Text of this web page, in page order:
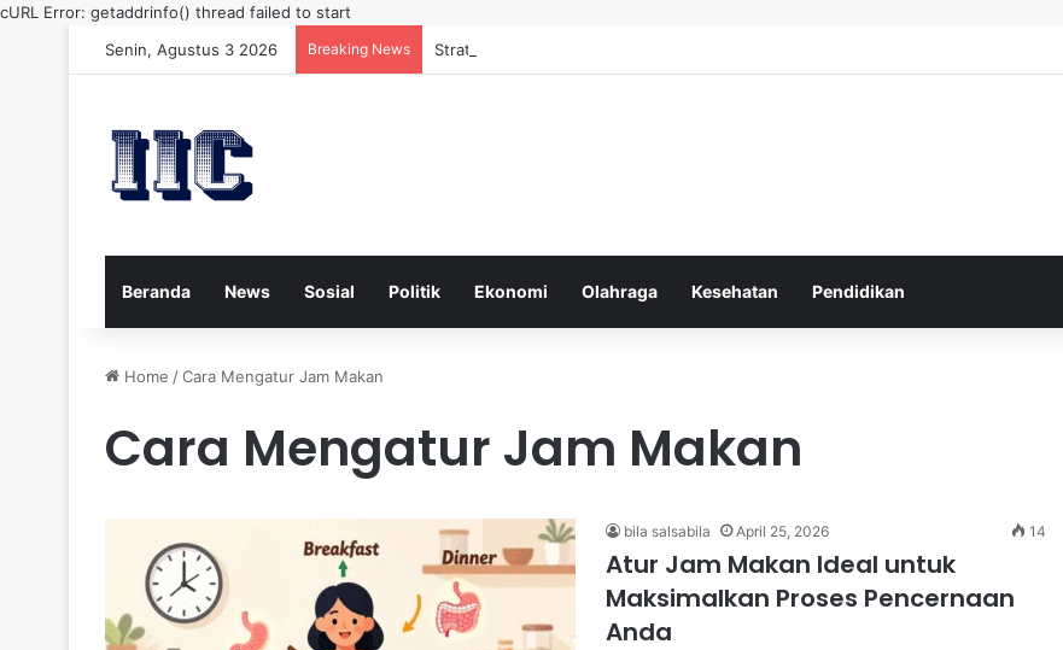
cURL Error: getaddrinfo() thread failed to start
Senin, Agustus 3 2026
Breaking News Strategi Kesehatan Harian untuk Meningkatkan Daya Tahan Tubuh dalam Beraktivitas
Beranda News Sosial Politik Ekonomi Olahraga Kesehatan Pendidikan
Home /Cara Mengatur Jam Makan
Cara Mengatur Jam Makan
bila salsabila April 25, 2026 14
Atur Jam Makan Ideal untuk
Maksimalkan Proses Pencernaan
Anda